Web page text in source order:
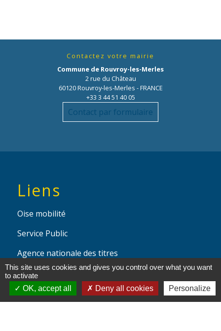
Contactez votre mairie
Commune de Rouvroy-les-Merles
2 rue du Château
60120 Rouvroy-les-Merles - FRANCE
+33 3 44 51 40 05
Contact par formulaire
Liens
Oise mobilité
Service Public
Agence nationale des titres
sécurisés
Partenaires
This site uses cookies and gives you control over what you want
to activate
OK, accept all
Deny all cookies Personalize